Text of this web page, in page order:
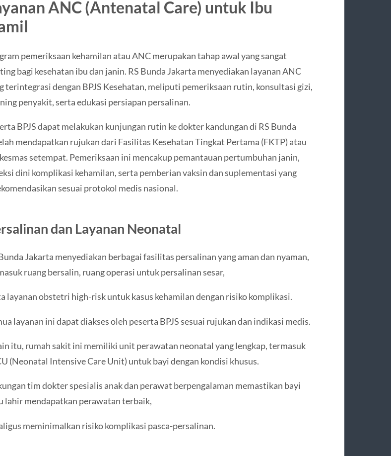
ANC (Antenatal Care) untuk Ibu
pemeriksaan kehamilan atau ANC merupakan tahap awal yang sangat
bagi kesehatan ibu dan janin. RS Bunda Jakarta menyediakan layanan ANC
terintegrasi dengan BPJS Kesehatan, meliputi pemeriksaan rutin, konsultasi gizi,
penyakit, serta edukasi persiapan persalinan.
BPJS dapat melakukan kunjungan rutin ke dokter kandungan di RS Bunda
mendapatkan rujukan dari Fasilitas Kesehatan Tingkat Pertama (FKTP) atau
setempat. Pemeriksaan ini mencakup pemantauan pertumbuhan janin,
dini komplikasi kehamilan, serta pemberian vaksin dan suplementasi yang
sesuai protokol medis nasional.
dan Layanan Neonatal
Jakarta menyediakan berbagai fasilitas persalinan yang aman dan nyaman,
ruang bersalin, ruang operasi untuk persalinan sesar,
layanan obstetri high-risk untuk kasus kehamilan dengan risiko komplikasi.
layanan ini dapat diakses oleh peserta BPJS sesuai rujukan dan indikasi medis.
itu, rumah sakit ini memiliki unit perawatan neonatal yang lengkap, termasuk
(Neonatal Intensive Care Unit) untuk bayi dengan kondisi khusus.
tim dokter spesialis anak dan perawat berpengalaman memastikan bayi
lahir mendapatkan perawatan terbaik,
meminimalkan risiko komplikasi pasca-persalinan.